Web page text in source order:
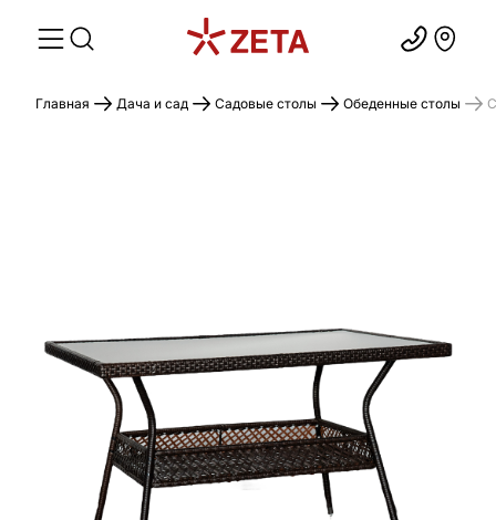
Главная Дача и сад Садовые столы Обеденные столы